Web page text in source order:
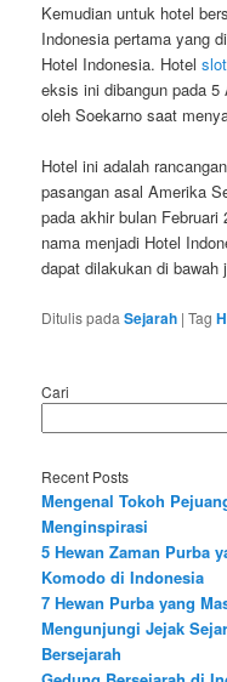
Kemudian untuk hotel
Indonesia pertama yang
Hotel Indonesia. Hotel
eksis ini dibangun pada
oleh Soekarno saat
Hotel ini adalah
pasangan asal Amerika
pada akhir bulan
nama menjadi Hotel
dapat dilakukan di bawah
Ditulis pada Sejarah |Tag
Cari
Recent Posts
Mengenal Tokoh
Menginspirasi
5 Hewan Zaman Purba
Komodo di Indonesia
7 Hewan Purba yang
Mengunjungi Jejak
Bersejarah